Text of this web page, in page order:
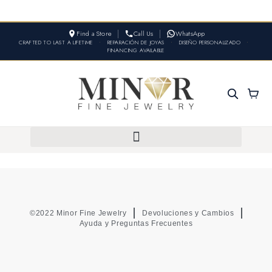
Find a Store Call Us WhatsApp
CRAFTED TO LAST A LIFETIME • REPARACIÓN DE JOYAS • DISEÑO PERSONALIZADO
•
FINANCING AVAILABLE
©2022 Minor Fine Jewelry
Devoluciones y Cambios
Ayuda y Preguntas Frecuentes